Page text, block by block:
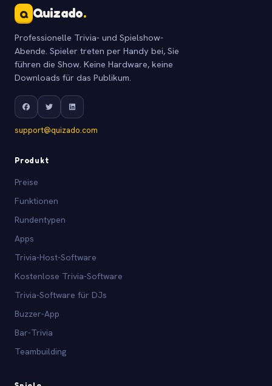
Q Quizado.
Professionelle Trivia- und Spielshow-
Abende. Spieler treten per Handy bei, Sie
führen die Show. Keine Hardware, keine
Downloads für das Publikum.
support@quizado.com
Produkt
Preise
Funktionen
Rundentypen
Apps
Trivia-Host-Software
Kostenlose Trivia-Software
Trivia-Software für DJs
Buzzer-App
Bar-Trivia
Teambuilding